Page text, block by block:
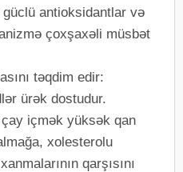
antioksidantlar və
çoxşaxəli müsbət
təqdim edir:
ürək dostudur.
içmək yüksək qan
xolesterolu
qarşısını